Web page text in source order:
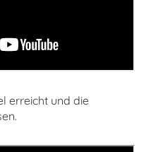
erreicht und die